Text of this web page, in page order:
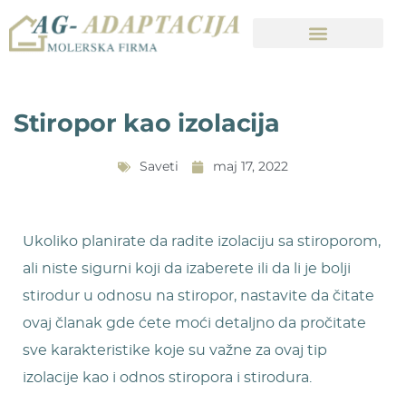
Stiropor kao izolacija
Saveti maj 17, 2022
Ukoliko planirate da radite izolaciju sa stiroporom,
ali niste sigurni koji da izaberete ili da li je bolji
stirodur u odnosu na stiropor, nastavite da čitate
ovaj članak gde ćete moći detaljno da pročitate
sve karakteristike koje su važne za ovaj tip
izolacije kao i odnos stiropora i stirodura.